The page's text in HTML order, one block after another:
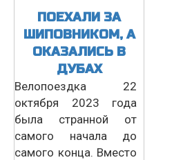
ПОЕХАЛИ ЗА
ШИПОВНИКОМ, А
ОКАЗАЛИСЬ В
ДУБАХ
Велопоездка 22
октября 2023 года
была странной от
самого начала до
самого конца. Вместо